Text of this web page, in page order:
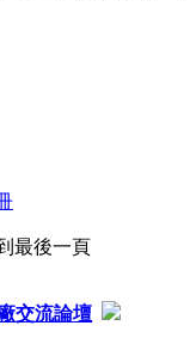
最後一頁
交流論壇